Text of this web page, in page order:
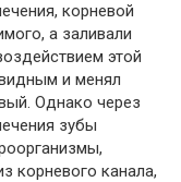
корневой
а заливали
этой
и менял
Однако через
зубы
корневого канала,